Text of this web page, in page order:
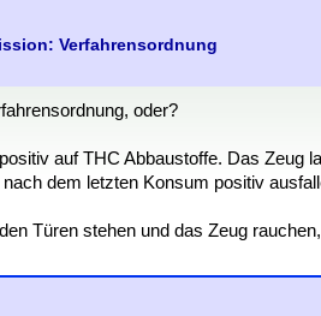
Verfahrensordnung
oder?
auf THC Abbaustoffe. Das Zeug
dem letzten Konsum positiv
Türen stehen und das Zeug